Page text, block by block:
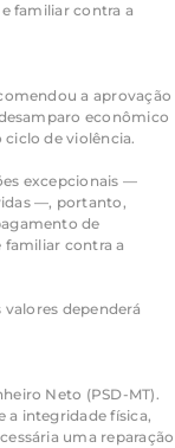
familiar contra a
a aprovação
econômico
de violência.
excepcionais —
—, portanto,
de
contra a
valores dependerá
Neto (PSD-MT).
a integridade física,
uma reparação